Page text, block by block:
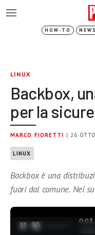
HOW-TO NEWS
LINUX
Backbox,
per la
MARCO FIORETTI | 26
LINUX
Backbox è una
fuori dal comune. Nei
0:03
3:35